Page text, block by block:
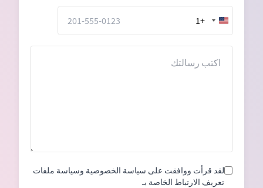
United
States
+1
لقد قرأت ووافقت على سياسة الخصوصية وسياسة ملفات
تعريف الارتباط الخاصة بـ